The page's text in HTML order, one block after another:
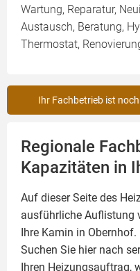
Wartung, Reparatur,
Austausch, Beratung,
Thermostat,
Ihr Fachbetrieb ist
Regionale
Kapazitäten in
Auf dieser Seite des
ausführliche Auflistung
Ihre Kamin in Obernhof.
Suchen Sie hier nach
Ihren Heizungsauftrag,